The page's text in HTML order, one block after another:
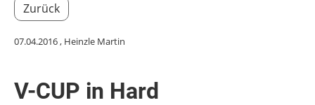
Zurück
07.04.2016, Heinzle Martin
V-CUP in Hard